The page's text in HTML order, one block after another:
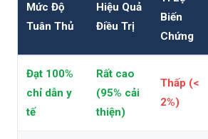
Mức Độ
Tuân Thủ
Hiệu Quả
Điều Trị
Biến
Chứng
Đạt 100%
chỉ dẫn y
tế
Rất cao
(95% cải
thiện)
Thấp (<
2%)